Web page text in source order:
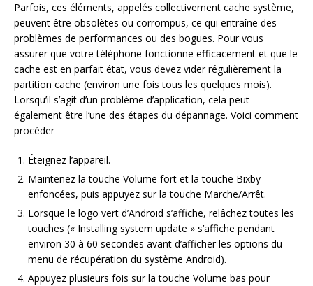
Parfois, ces éléments, appelés collectivement cache système,
peuvent être obsolètes ou corrompus, ce qui entraîne des
problèmes de performances ou des bogues. Pour vous
assurer que votre téléphone fonctionne efficacement et que le
cache est en parfait état, vous devez vider régulièrement la
partition cache (environ une fois tous les quelques mois).
Lorsqu’il s’agit d’un problème d’application, cela peut
également être l’une des étapes du dépannage. Voici comment
procéder
Éteignez l’appareil.
Maintenez la touche Volume fort et la touche Bixby
enfoncées, puis appuyez sur la touche Marche/Arrêt.
Lorsque le logo vert d’Android s’affiche, relâchez toutes les
touches (« Installing system update » s’affiche pendant
environ 30 à 60 secondes avant d’afficher les options du
menu de récupération du système Android).
Appuyez plusieurs fois sur la touche Volume bas pour